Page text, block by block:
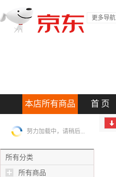
更多导航
本店所有商品 首 页
努力加载中，请稍后...
所有分类
所有商品